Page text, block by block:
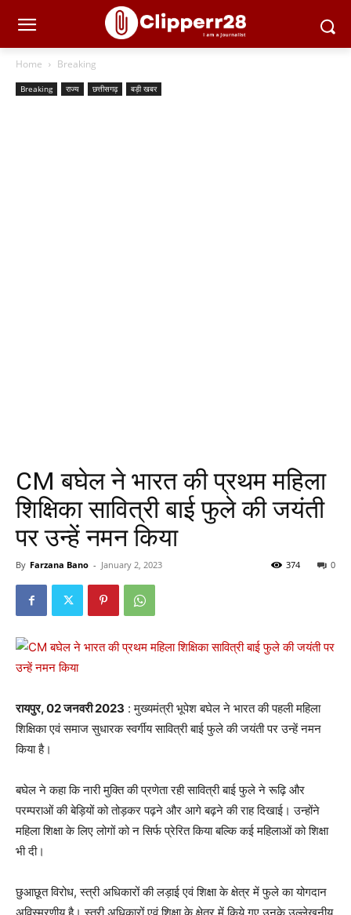
Home Breaking
Breaking राज्य छत्तीसगढ़ बड़ी खबर
CM बघेल ने भारत की प्रथम महिला
शिक्षिका सावित्री बाई फुले की जयंती
पर उन्हें नमन किया
By Farzana Bano - January 2, 2023 0
374
रायपुर, 02 जनवरी 2023 : मुख्यमंत्री भूपेश बघेल ने भारत की पहली महिला
शिक्षिका एवं समाज सुधारक स्वर्गीय सावित्री बाई फुले की जयंती पर उन्हें नमन
किया है।
बघेल ने कहा कि नारी मुक्ति की प्रणेता रही सावित्री बाई फुले ने रूढ़ि और
परम्पराओं की बेड़ियों को तोड़कर पढ़ने और आगे बढ़ने की राह दिखाई। उन्होंने
महिला शिक्षा के लिए लोगों को न सिर्फ प्रेरित किया बल्कि कई महिलाओं को शिक्षा
भी दी।
छुआछूत विरोध, स्त्री अधिकारों की लड़ाई एवं शिक्षा के क्षेत्र में फुले का योगदान